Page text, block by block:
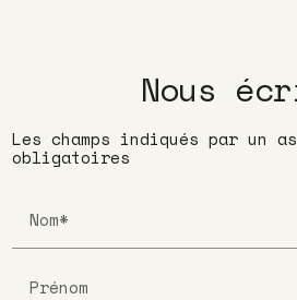
Nous
Les champs indiqués par un
obligatoires
Nom*
Prénom